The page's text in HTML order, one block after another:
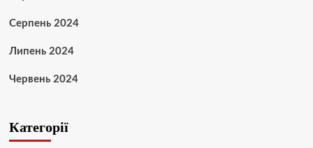
Серпень 2024
Липень 2024
Червень 2024
Категорії